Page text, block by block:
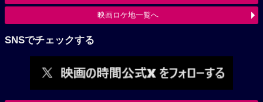
映画ロケ地一覧へ
SNSでチェックする